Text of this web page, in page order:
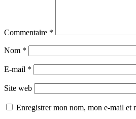
Commentaire *
Nom *
E-mail *
Site web
Enregistrer mon nom, mon e-mail et